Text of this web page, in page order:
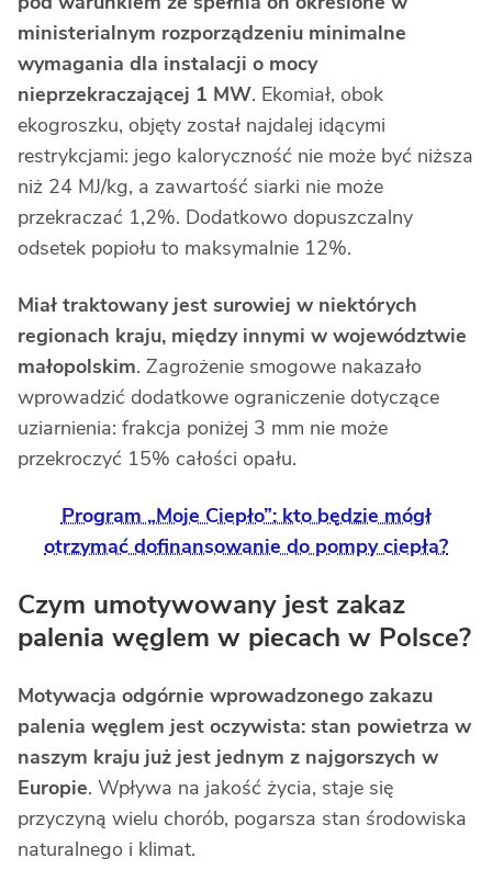
ministerialnym rozporządzeniu minimalne
wymagania dla instalacji o mocy
nieprzekraczającej 1 MW. Ekomiał, obok
ekogroszku, objęty został najdalej idącymi
restrykcjami: jego kaloryczność nie może być niższa
niż 24 MJ/kg, a zawartość siarki nie może
przekraczać 1,2%. Dodatkowo dopuszczalny
odsetek popiołu to maksymalnie 12%.
Miał traktowany jest surowiej w niektórych
regionach kraju, między innymi w województwie
małopolskim. Zagrożenie smogowe nakazało
wprowadzić dodatkowe ograniczenie dotyczące
uziarnienia: frakcja poniżej 3 mm nie może
przekroczyć 15% całości opału.
Program „Moje Ciepło”: kto będzie mógł
otrzymać dofinansowanie do pompy ciepła?
Czym umotywowany jest zakaz
palenia węglem w piecach w Polsce?
Motywacja odgórnie wprowadzonego zakazu
palenia węglem jest oczywista: stan powietrza w
naszym kraju już jest jednym z najgorszych w
Europie. Wpływa na jakość życia, staje się
przyczyną wielu chorób, pogarsza stan środowiska
naturalnego i klimat.